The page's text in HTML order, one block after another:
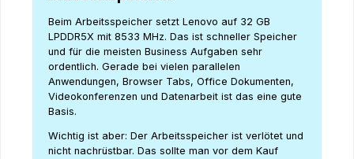
Beim Arbeitsspeicher setzt Lenovo auf 32 GB
LPDDR5X mit 8533 MHz. Das ist schneller Speicher
und für die meisten Business Aufgaben sehr
ordentlich. Gerade bei vielen parallelen
Anwendungen, Browser Tabs, Office Dokumenten,
Videokonferenzen und Datenarbeit ist das eine gute
Basis.
Wichtig ist aber: Der Arbeitsspeicher ist verlötet und
nicht nachrüstbar. Das sollte man vor dem Kauf